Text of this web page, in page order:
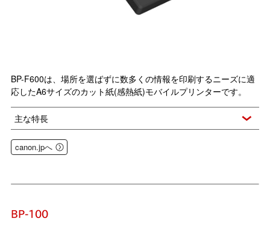
BP-F600は、場所を選ばずに数多くの情報を印刷するニーズに適
応したA6サイズのカット紙(感熱紙)モバイルプリンターです。
主な特長
canon.jpへ
BP-100